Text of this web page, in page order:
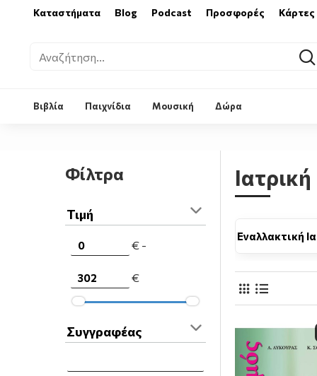
Καταστήματα Blog Podcast Προσφορές
Βιβλία Παιχνίδια Μουσική Δώρα
Φίλτρα
Τιμή
€ -
€
Συγγραφέας
Ιατρική
Εναλλακτική